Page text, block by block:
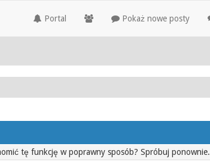
Portal Pokaż nowe posty
tę funkcję w poprawny sposób? Spróbuj ponownie.